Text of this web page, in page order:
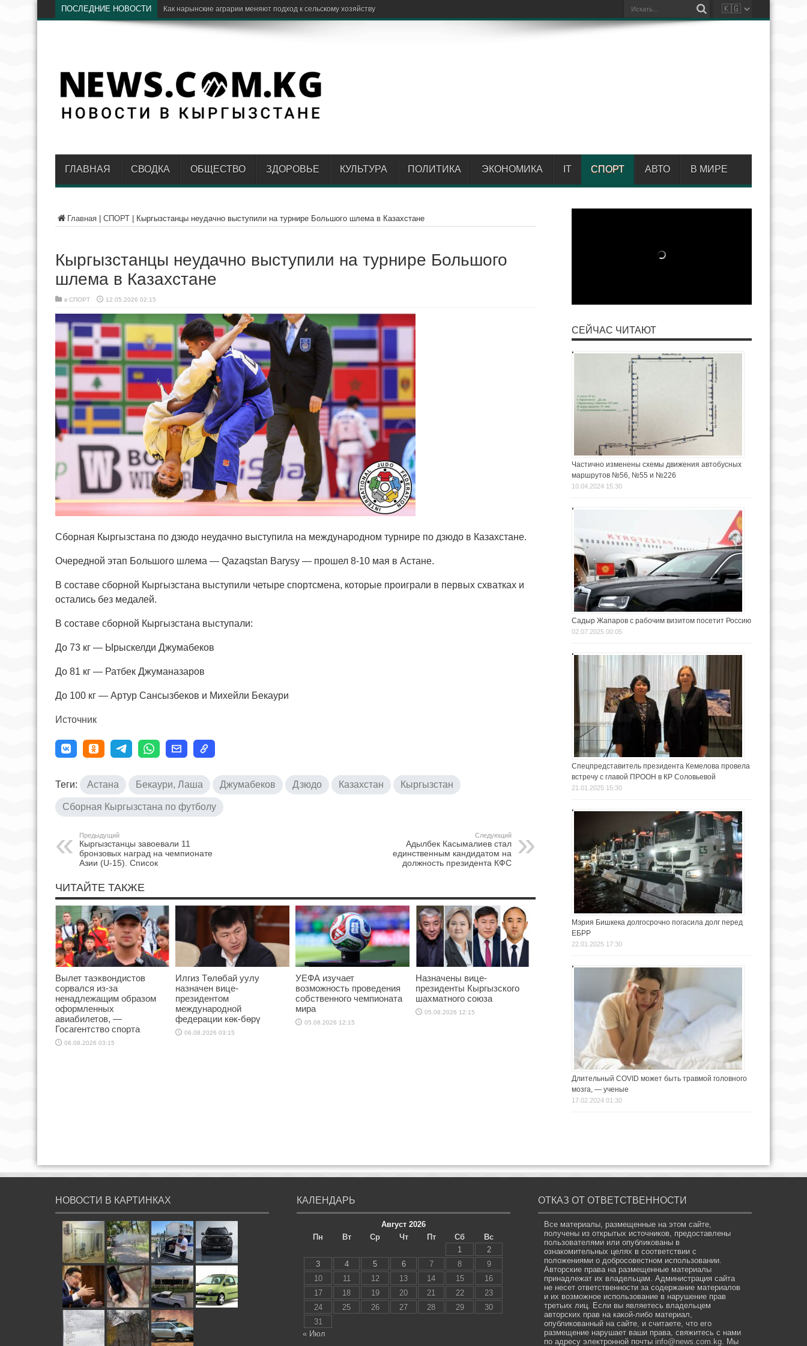
ПОСЛЕДНИЕ НОВОСТИ
ГЛАВНАЯ СВОДКА ОБЩЕСТВО ЗДОРОВЬЕ КУЛЬТУРА ПОЛИТИКА ЭКОНОМИКА IT СПОРТ АВТО В МИРЕ
Главная СПОРТ Кыргызстанцы неудачно выступили на турнире Большого шлема в Казахстане
Кыргызстанцы неудачно выступили на турнире Большого
шлема в Казахстане
в СПОРТ 12.05.2026 02:15
Сборная Кыргызстана по дзюдо неудачно выступила на международном турнире по дзюдо в Казахстане.
Очередной этап Большого шлема — Qazaqstan Barysy — прошел 8-10 мая в Астане.
В составе сборной Кыргызстана выступили четыре спортсмена, которые проиграли в первых схватках и
остались без медалей.
В составе сборной Кыргызстана выступали:
До 73 кг — Ырыскелди Джумабеков
До 81 кг — Ратбек Джуманазаров
До 100 кг — Артур Сансызбеков и Михейли Бекаури
Источник
Теги: Астана Бекаури, Лаша Джумабеков Дзюдо Казахстан Кыргызстан
Сборная Кыргызстана по футболу
Предыдущий
Кыргызстанцы завоевали 11
бронзовых наград на чемпионате
Азии (U-15). Список
Следующий
Адылбек Касымалиев стал
единственным кандидатом на
должность президента КФС
ЧИТАЙТЕ ТАКЖЕ
Вылет таэквондистов
сорвался из-за
ненадлежащим образом
оформленных
авиабилетов, —
Госагентство спорта
06.08.2026 03:15
Илгиз Төлөбай уулу
назначен вице-
президентом
международной
федерации көк-бөрү
06.08.2026 03:15
УЕФА изучает
возможность проведения
собственного чемпионата
мира
05.08.2026 12:15
Назначены вице-
президенты Кыргызского
шахматного союза
05.08.2026 12:15
СЕЙЧАС ЧИТАЮТ
Частично изменены схемы движения автобусных
маршрутов №56, №55 и №226
10.04.2024 15:30
Садыр Жапаров с рабочим визитом посетит Россию
02.07.2025 00:05
Спецпредставитель президента Кемелова провела
встречу с главой ПРООН в КР Соловьевой
21.01.2025 15:30
Мэрия Бишкека долгосрочно погасила долг перед
ЕБРР
22.01.2025 17:30
Длительный COVID может быть травмой головного
мозга, — ученые
17.02.2024 01:30
НОВОСТИ В КАРТИНКАХ КАЛЕНДАРЬ
Август 2026
Пн
Вт Ср Чт Пт Сб
Вс
1
2
3
4 5 6 7 8
9
10
11 12 13 14 15
16
17
18 19 20 21 22
23
24
25 26 27 28 29
30
31
« Июл
ОТКАЗ ОТ ОТВЕТСТВЕННОСТИ
Все материалы, размещенные на этом сайте,
получены из открытых источников, предоставлены
пользователями или опубликованы в
ознакомительных целях в соответствии с
положениями о добросовестном использовании.
Авторские права на размещенные материалы
принадлежат их владельцам. Администрация сайта
не несет ответственности за содержание материалов
и их возможное использование в нарушение прав
третьих лиц. Если вы являетесь владельцем
авторских прав на какой-либо материал,
опубликованный на сайте, и считаете, что его
размещение нарушает ваши права, свяжитесь с нами
по адресу электронной почты info@news.com.kg. Мы